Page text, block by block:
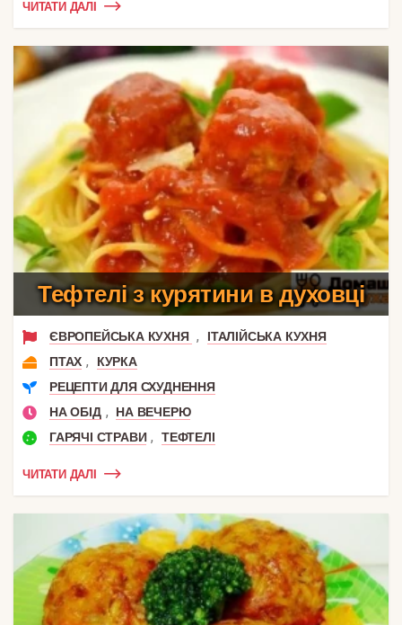
ЧИТАТИ ДАЛІ
Тефтелі з курятини в духовці
ЄВРОПЕЙСЬКА КУХНЯ ,
ІТАЛІЙСЬКА КУХНЯ
ПТАХ ,
КУРКА
РЕЦЕПТИ ДЛЯ СХУДНЕННЯ
НА ОБІД ,
НА ВЕЧЕРЮ
ГАРЯЧІ СТРАВИ , ТЕФТЕЛІ
ЧИТАТИ ДАЛІ